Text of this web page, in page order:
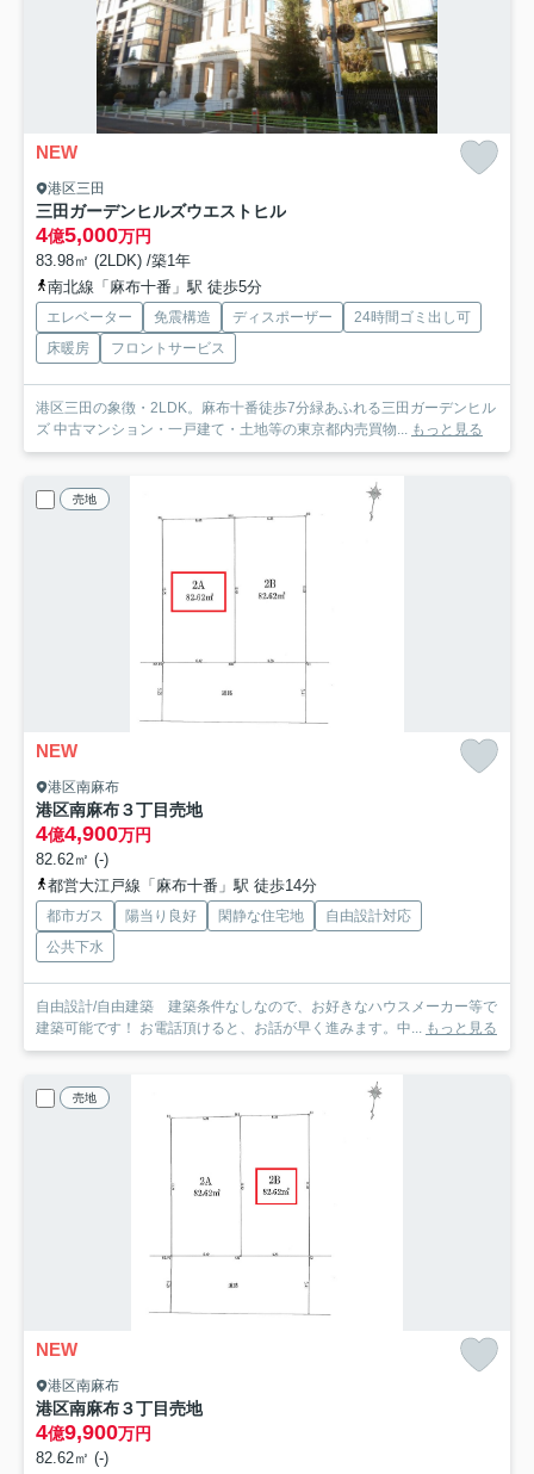
NEW
港区三田
三田ガーデンヒルズウエストヒル
4億5,000万円
83.98㎡ (2LDK) /築1年
南北線「麻布十番」駅 徒歩5分
エレベーター 免震構造 ディスポーザー
24時間ゴミ出し可
床暖房
フロントサービス
港区三田の象徴・2LDK。麻布十番徒歩7分緑あふれる三田ガーデンヒル
ズ 中古マンション・一戸建て・土地等の東京都内売買物... もっと見る
売地
NEW
港区南麻布
港区南麻布３丁目売地
4億4,900万円
82.62㎡ (-)
都営大江戸線「麻布十番」駅 徒歩14分
都市ガス 陽当り良好 閑静な住宅地
自由設計対応
公共下水
自由設計/自由建築 建築条件なしなので、お好きなハウスメーカー等で
建築可能です！ お電話頂けると、お話が早く進みます。中... もっと見る
売地
NEW
港区南麻布
港区南麻布３丁目売地
4億9,900万円
82.62㎡ (-)